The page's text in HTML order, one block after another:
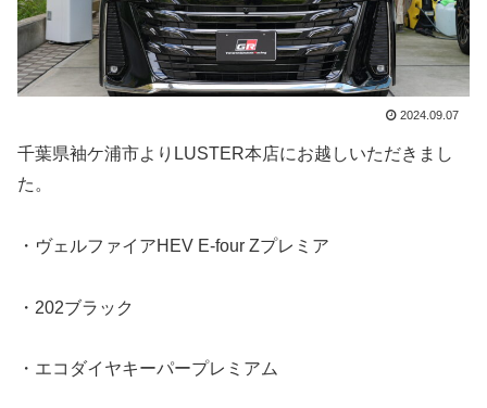
2024.09.07
千葉県袖ケ浦市よりLUSTER本店にお越しいただきまし
た。
・ヴェルファイアHEV E-four Zプレミア
・202ブラック
・エコダイヤキーパープレミアム